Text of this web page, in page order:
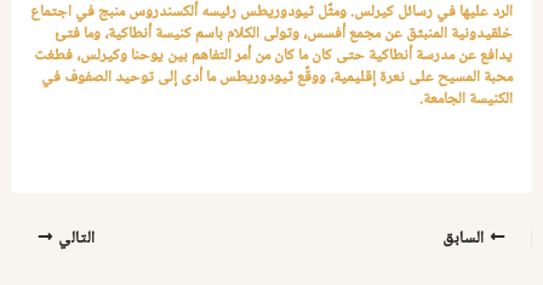
الرد عليها في رسائل كيرلس. ومثَّل ثيودوريطس رئيسه ألكسندروس منبج في اجتماع
خلقيدونية المنبثق عن مجمع أفسس، وتولى الكلام باسم كنيسة أنطاكية، وما فتئ
يدافع عن مدرسة أنطاكية حتى كان ما كان من أمر التفاهم بين يوحنا وكيرلس، فطغت
محبة المسيح على نعرة إقليمية، ووقَّع ثيودوريطس ما أدى إلى توحيد الصفوف في
الكنيسة الجامعة.
السابق التالي